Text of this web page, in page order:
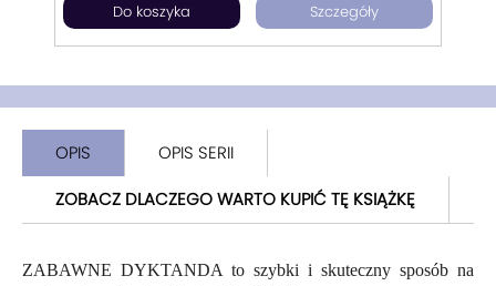
Do koszyka Szczegóły
OPIS
OPIS SERII
ZOBACZ DLACZEGO WARTO KUPIĆ TĘ KSIĄŻKĘ
ZABAWNE DYKTANDA to szybki i skuteczny sposób na